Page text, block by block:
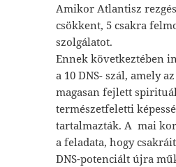
Amikor Atlantisz
csökkent, 5 csakra
szolgálatot.
Ennek következtében
a 10 DNS- szál, amely
magasan fejlett
természetfeletti
tartalmazták. A mai
a feladata, hogy csakráit
DNS-potenciált újra